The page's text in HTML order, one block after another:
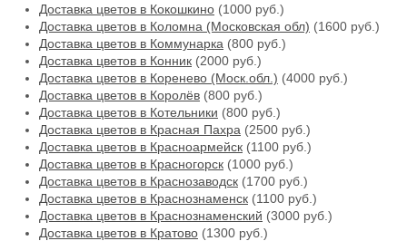
Доставка цветов в Кокошкино (1000 руб.)
Доставка цветов в Коломна (Московская обл) (1600 руб.)
Доставка цветов в Коммунарка (800 руб.)
Доставка цветов в Конник (2000 руб.)
Доставка цветов в Коренево (Моск.обл.) (4000 руб.)
Доставка цветов в Королёв (800 руб.)
Доставка цветов в Котельники (800 руб.)
Доставка цветов в Красная Пахра (2500 руб.)
Доставка цветов в Красноармейск (1100 руб.)
Доставка цветов в Красногорск (1000 руб.)
Доставка цветов в Краснозаводск (1700 руб.)
Доставка цветов в Краснознаменск (1100 руб.)
Доставка цветов в Краснознаменский (3000 руб.)
Доставка цветов в Кратово (1300 руб.)